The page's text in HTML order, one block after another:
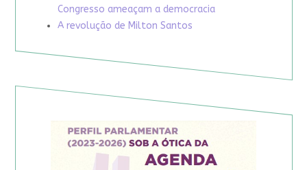
Congresso ameaçam a democracia
A revolução de Milton Santos